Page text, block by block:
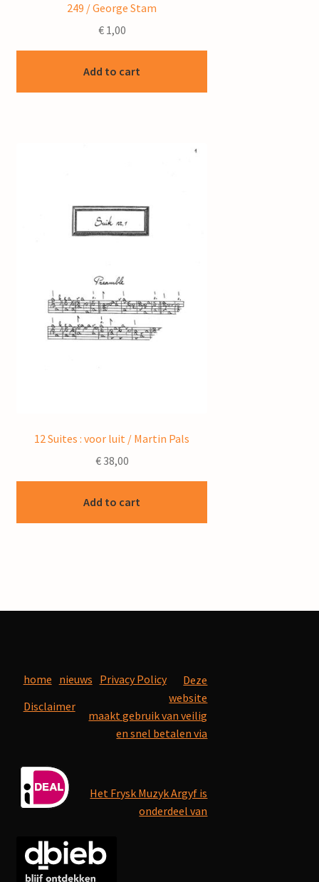
249 / George Stam
€1,00
Add to cart
12 Suites : voor luit / Martin Pals
€38,00
Add to cart
home nieuws Privacy Policy
Disclaimer
Deze
website
maakt gebruik van veilig
en snel betalen via
Het Frysk Muzyk Argyf is
onderdeel van